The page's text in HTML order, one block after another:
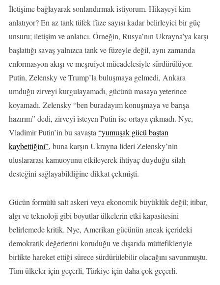
İletişime bağlayarak sonlandırmak istiyorum. Hikayeyi kim
anlatıyor? En az tank tüfek füze sayısı kadar belirleyici bir güç
unsuru; iletişim ve anlatıcı. Örneğin, Rusya’nın Ukrayna’ya karşı
başlattığı savaş yalnızca tank ve füzeyle değil, aynı zamanda
enformasyon akışı ve meşruiyet mücadelesiyle sürdürülüyor.
Putin, Zelensky ve Trump’la buluşmaya gelmedi, Ankara
umduğu zirveyi kurgulayamadı, gücünü masaya yeterince
koyamadı. Zelensky “ben buradayım konuşmaya ve barışa
hazırım” dedi, zirveyi isteyen Putin ise ortaya çıkmadı. Nye,
Vladimir Putin’in bu savaşta“yumuşak gücü baştan
kaybettiğini”, buna karşın Ukrayna lideri Zelensky’nin
uluslararası kamuoyunu etkileyerek ihtiyaç duyduğu silah
desteğini sağlayabildiğine dikkat çekmişti.
Gücün formülü salt askeri veya ekonomik büyüklük değil; itibar,
algı ve teknoloji gibi boyutlar ülkelerin etki kapasitesini
belirlemede kritik. Nye, Amerikan gücünün ancak içerideki
demokratik değerlerini koruduğu ve dışarıda müttefikleriyle
birlikte hareket ettiği sürece sürdürülebilir olacağını savunmuştu.
Tüm ülkeler için geçerli, Türkiye için daha çok geçerli.